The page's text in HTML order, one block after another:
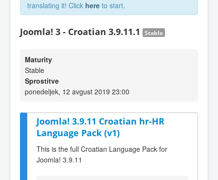
translating it! Click here to start.
Joomla! 3 - Croatian 3.9.11.1 Stable
Maturity
Stable
Sprostitve
ponedeljek, 12 avgust 2019 23:00
Joomla! 3.9.11 Croatian hr-HR
Language Pack (v1)
This is the full Croatian Language Pack for
Joomla! 3.9.11